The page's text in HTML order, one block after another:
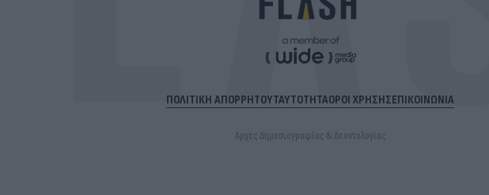
ΠΟΛΙΤΙΚΗ ΑΠΟΡΡΗΤΟΥΤΑΥΤΟΤΗΤΑΟΡΟΙ ΧΡΗΣΗΣΕΠΙΚΟΙΝΩΝΙΑ
Αρχές Δημοσιογραφίας & Δεοντολογίας